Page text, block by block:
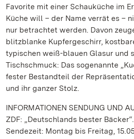
Favorite mit einer Schauküche im
Küche will – der Name verrät es –
nur betrachtet werden. Davon
blitzblanke Kupfergeschirr,
typischen weiß-blauen Glasur und
Tischschmuck: Das sogenannte
fester Bestandteil der
und ihr ganzer Stolz.
INFORMATIONEN SENDUNG UND
ZDF: „Deutschlands bester Bäcker“.
Sendezeit: Montag bis Freitag,